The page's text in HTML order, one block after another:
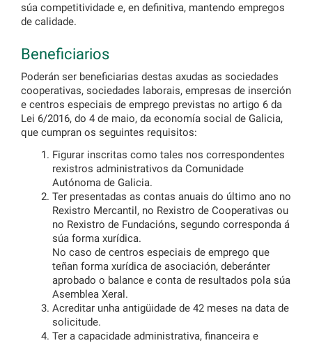
súa competitividade e, en definitiva, mantendo empregos
de calidade.
Beneficiarios
Poderán ser beneficiarias destas axudas as sociedades
cooperativas, sociedades laborais, empresas de inserción
e centros especiais de emprego previstas no artigo 6 da
Lei 6/2016, do 4 de maio, da economía social de Galicia,
que cumpran os seguintes requisitos:
Figurar inscritas como tales nos correspondentes
rexistros administrativos da Comunidade
Autónoma de Galicia.
Ter presentadas as contas anuais do último ano no
Rexistro Mercantil, no Rexistro de Cooperativas ou
no Rexistro de Fundacións, segundo corresponda á
súa forma xurídica.
No caso de centros especiais de emprego que
teñan forma xurídica de asociación, deberánter
aprobado o balance e conta de resultados pola súa
Asemblea Xeral.
Acreditar unha antigüidade de 42 meses na data de
solicitude.
Ter a capacidade administrativa, financeira e